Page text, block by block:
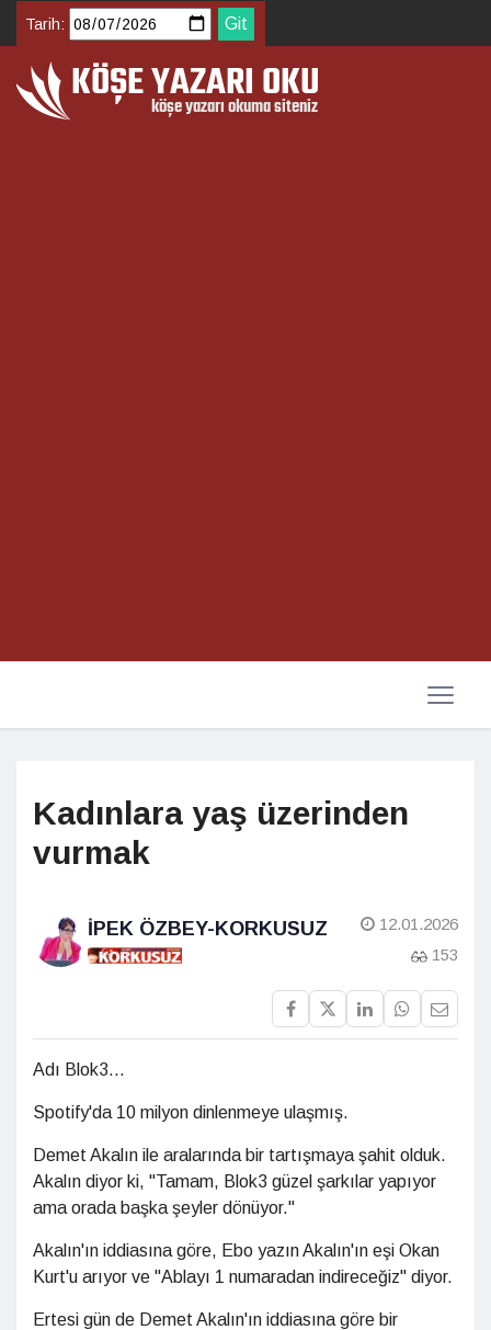
Tarih:
Kadınlara yaş üzerinden
vurmak
İPEK ÖZBEY-KORKUSUZ
12.01.2026
153
Adı Blok3...
Spotify'da 10 milyon dinlenmeye ulaşmış.
Demet Akalın ile aralarında bir tartışmaya şahit olduk.
Akalın diyor ki, "Tamam, Blok3 güzel şarkılar yapıyor
ama orada başka şeyler dönüyor."
Akalın'ın iddiasına göre, Ebo yazın Akalın'ın eşi Okan
Kurt'u arıyor ve "Ablayı 1 numaradan indireceğiz" diyor.
Ertesi gün de Demet Akalın'ın iddiasına göre bir